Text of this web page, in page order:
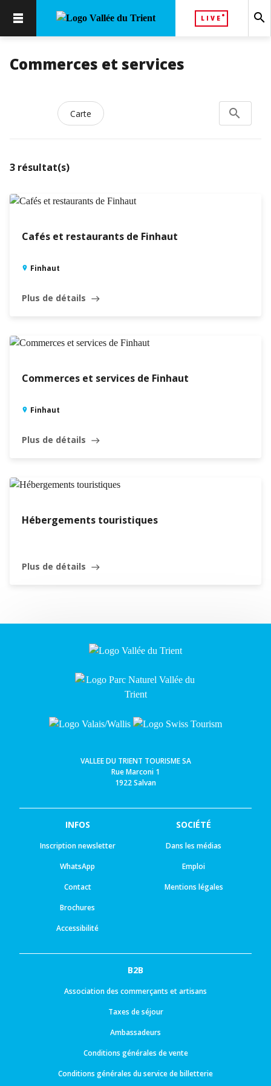
LIVE search
Commerces et services
search
Carte
3 résultat(s)
Cafés et restaurants de Finhaut
Finhaut
Plus de détails east
Commerces et services de Finhaut
Finhaut
Plus de détails east
Hébergements touristiques
Plus de détails east
VALLEE DU TRIENT TOURISME SA
Rue Marconi 1
1922 Salvan
INFOS
Inscription newsletter
WhatsApp
Contact
Brochures
Accessibilité
SOCIÉTÉ
Dans les médias
Emploi
Mentions légales
B2B
Association des commerçants et artisans
Taxes de séjour
Ambassadeurs
Conditions générales de vente
Conditions générales du service de billetterie